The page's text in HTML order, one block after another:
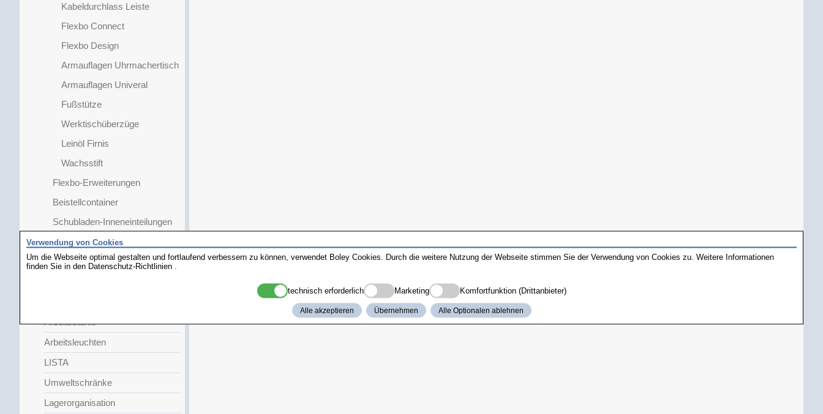
Kabeldurchlass Leiste
Flexbo Connect
Flexbo Design
Armauflagen Uhrmachertisch
Armauflagen Univeral
Fußstütze
Werktischüberzüge
Leinöl Firnis
Wachsstift
Flexbo-Erweiterungen
Beistellcontainer
Schubladen-Inneneinteilungen
Boutique
Goldschmiedetische
Arbeitsstühle
Arbeitsleuchten
LISTA
Umweltschränke
Lagerorganisation
Verwendung von Cookies
Um die Webseite optimal gestalten und fortlaufend verbessern zu können, verwendet Boley Cookies. Durch die weitere Nutzung der Webseite stimmen Sie der Verwendung von Cookies zu. Weitere Informationen
finden Sie in den Datenschutz-Richtlinien
technisch erforderlich Marketing Komfortfunktion (Drittanbieter)
Alle akzeptieren Übernehmen Alle Optionalen ablehnen